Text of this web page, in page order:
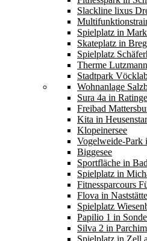
Slackline lixus
Spielplatz in
Skateplatz in
Spielplatz
Therme
Stadtpark
Wohnanlage
Sura 4a in
Freibad
Kita in
Klopeinersee
Vogelweide-Park
Biggesee
Sportfläche in
Spielplatz in
Fitnessparcours
Flova in
Spielplatz
Papilio 1 in
Silva 2 in Parchim
Spielplatz in Zell